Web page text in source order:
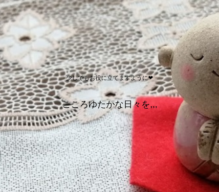
少しでもお役に立てますように❤
こころゆたかな日々を,,,